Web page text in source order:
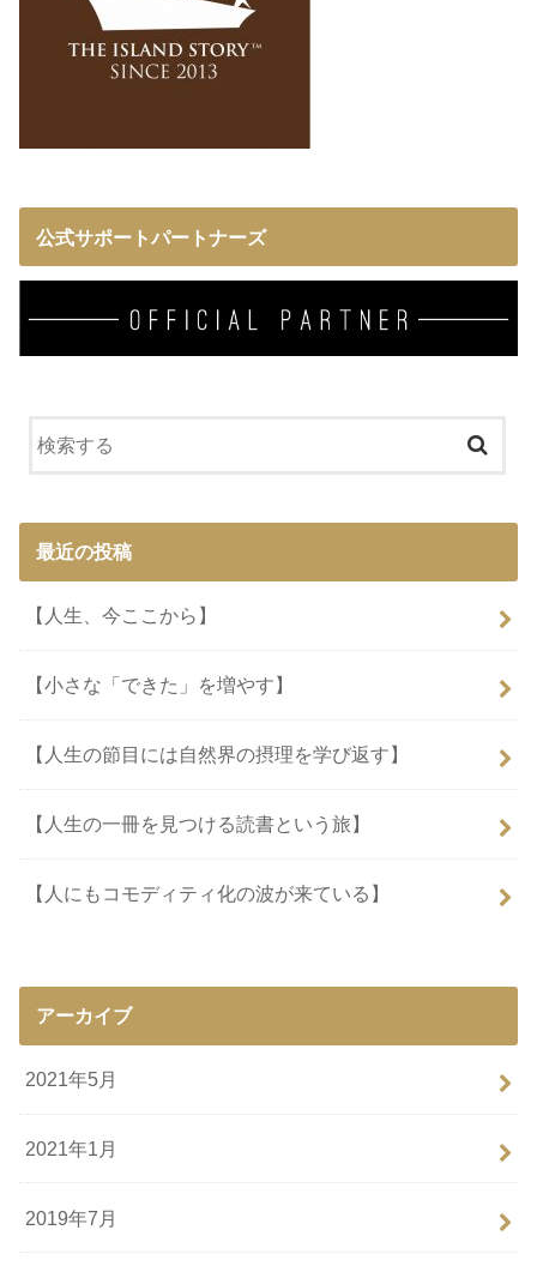
公式サポートパートナーズ
最近の投稿
【人生、今ここから】
【小さな「できた」を増やす】
【人生の節目には自然界の摂理を学び返す】
【人生の一冊を見つける読書という旅】
【人にもコモディティ化の波が来ている】
アーカイブ
2021年5月
2021年1月
2019年7月